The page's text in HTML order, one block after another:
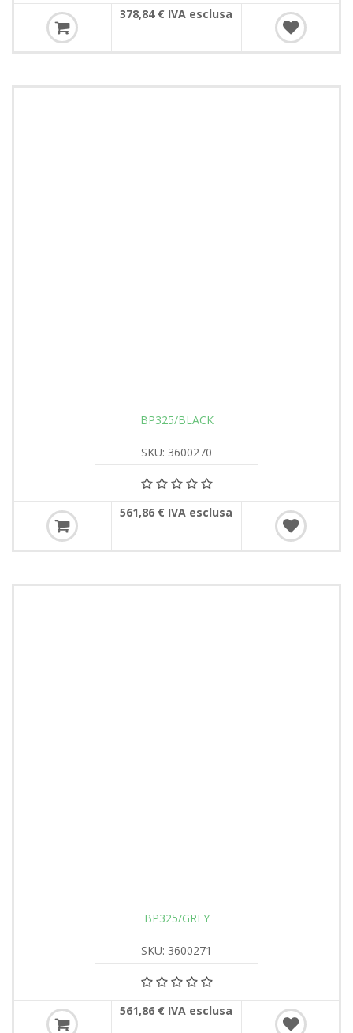
378,84 € IVA esclusa
BP325/BLACK
SKU: 3600270
561,86 € IVA esclusa
BP325/GREY
SKU: 3600271
561,86 € IVA esclusa